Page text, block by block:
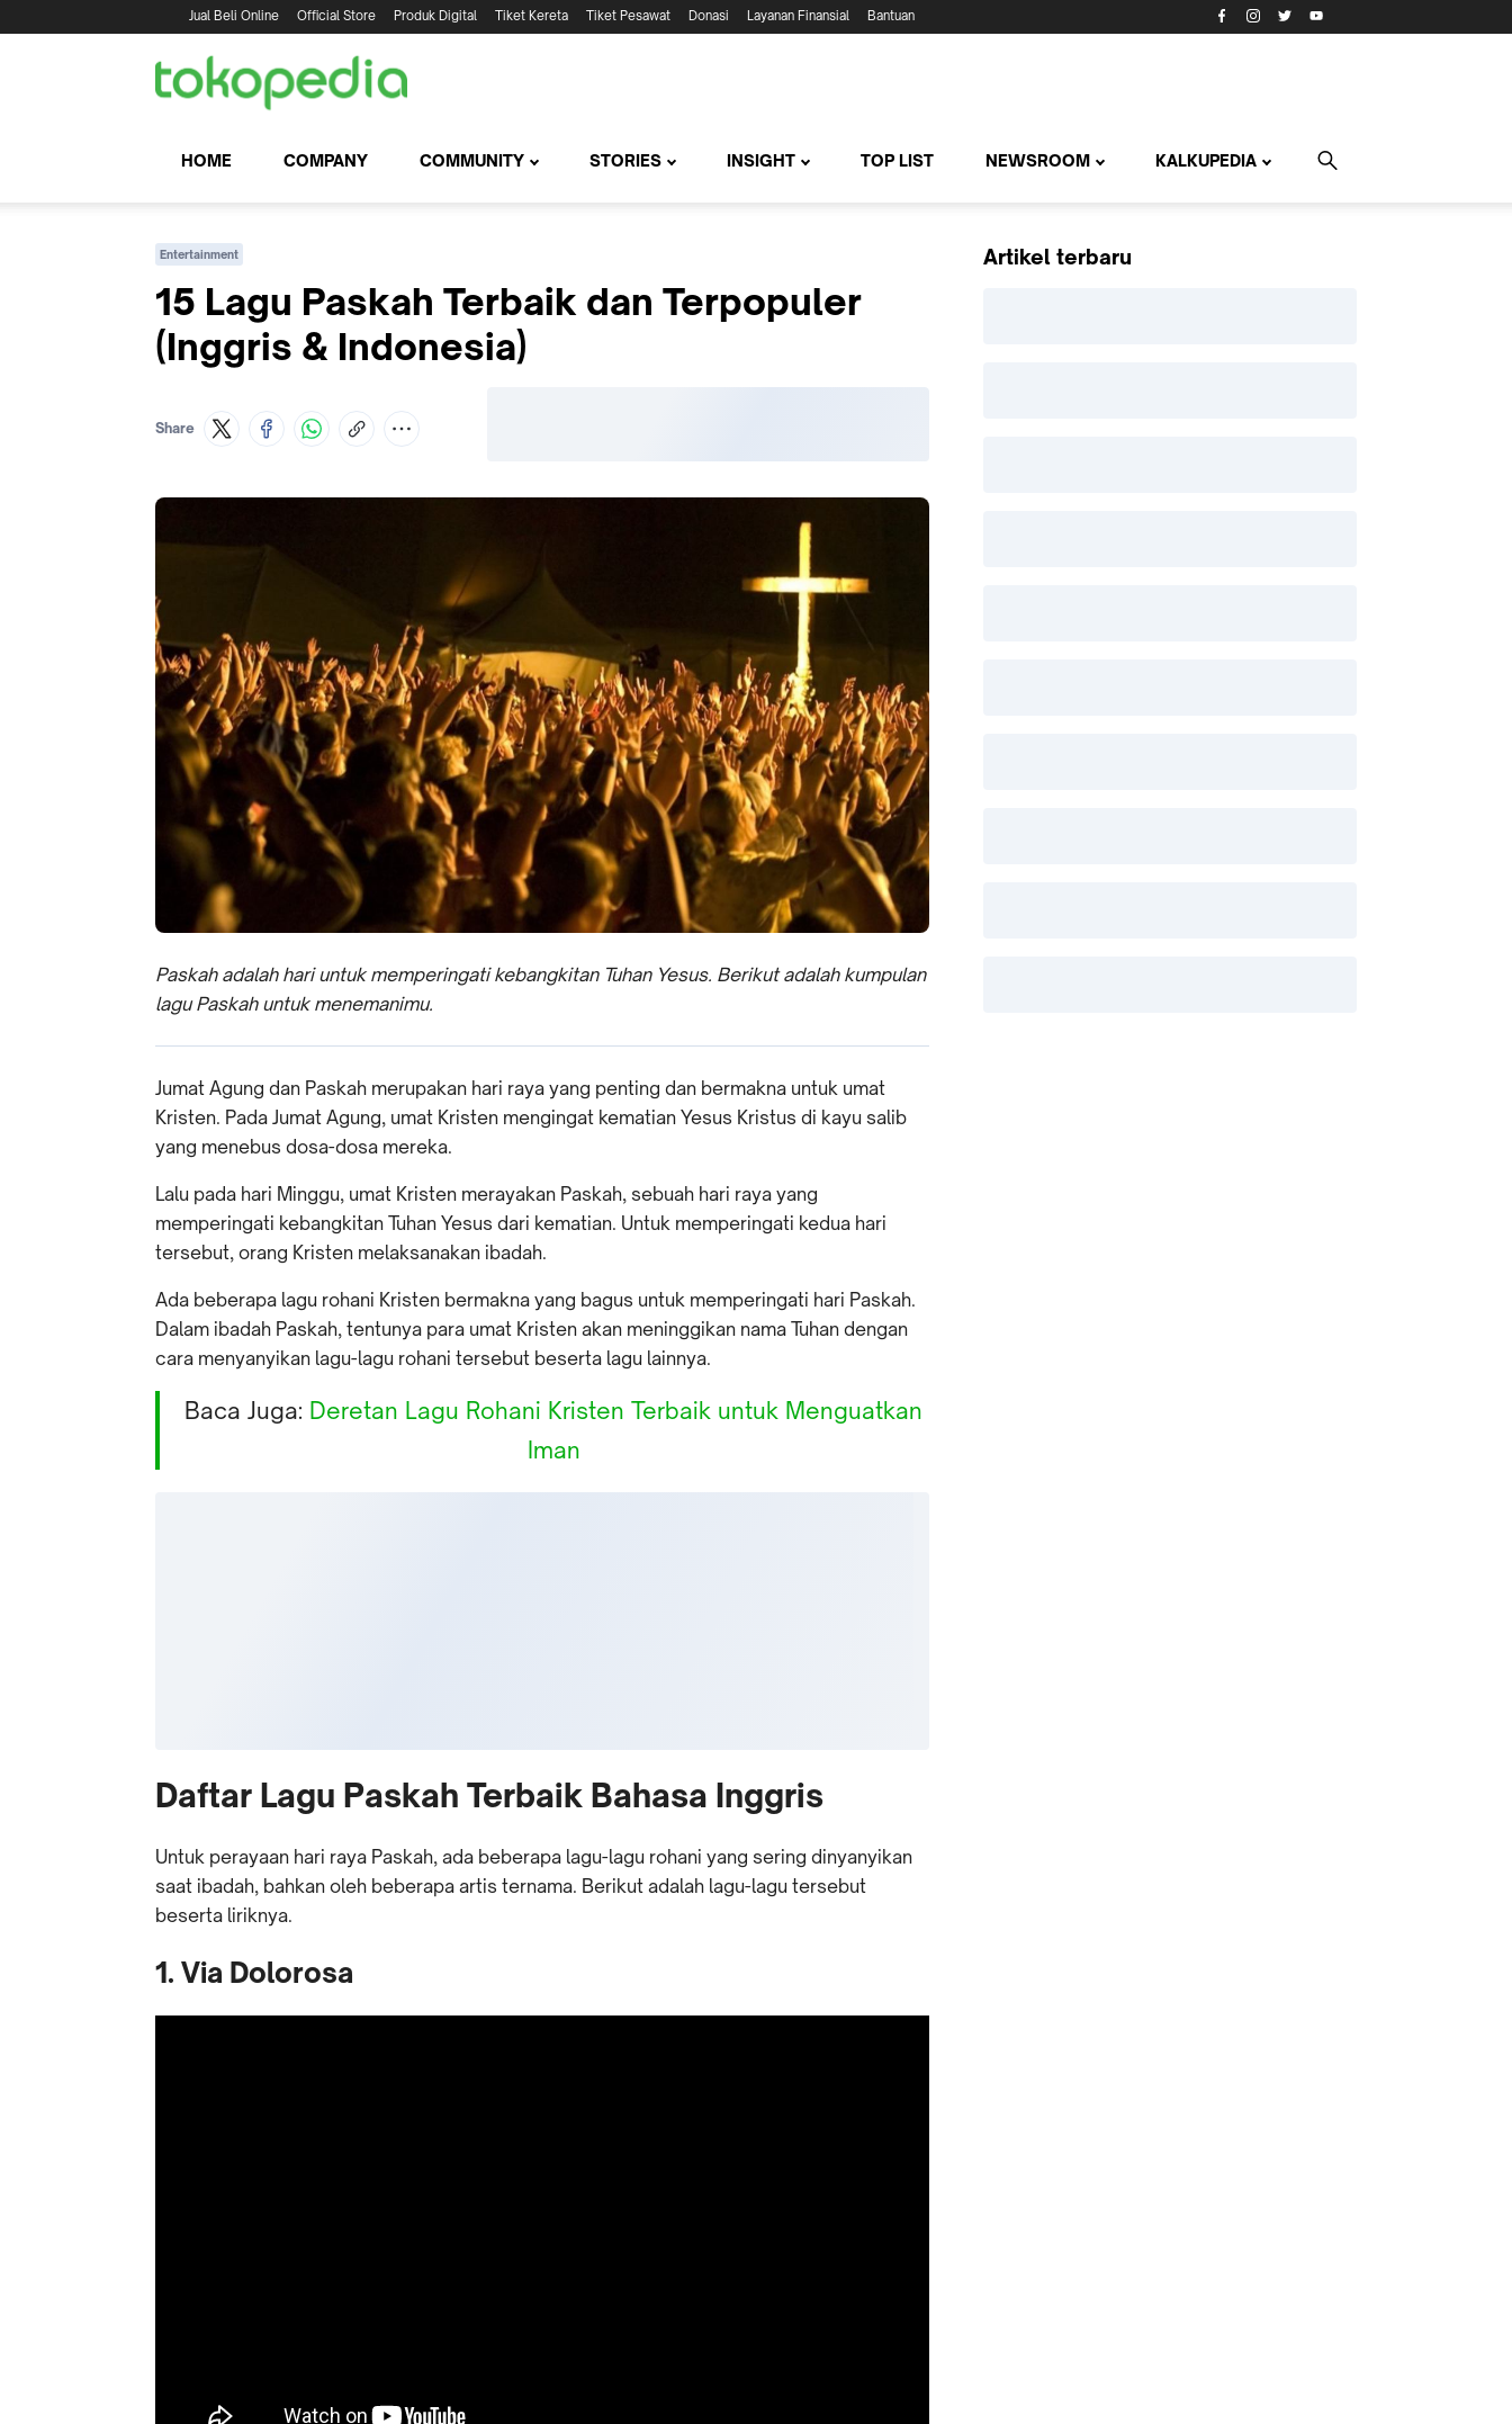
Jual Beli Online Official Store Produk Digital Tiket Kereta Tiket Pesawat Donasi Layanan Finansial Bantuan
HOME COMPANY COMMUNITY STORIES INSIGHT TOP LIST NEWSROOM KALKUPEDIA
Entertainment
15 Lagu Paskah Terbaik dan Terpopuler
(Inggris & Indonesia)
Share
Paskah adalah hari untuk memperingati kebangkitan Tuhan Yesus. Berikut adalah kumpulan
lagu Paskah untuk menemanimu.
Jumat Agung dan Paskah merupakan hari raya yang penting dan bermakna untuk umat
Kristen. Pada Jumat Agung, umat Kristen mengingat kematian Yesus Kristus di kayu salib
yang menebus dosa-dosa mereka.
Lalu pada hari Minggu, umat Kristen merayakan Paskah, sebuah hari raya yang
memperingati kebangkitan Tuhan Yesus dari kematian. Untuk memperingati kedua hari
tersebut, orang Kristen melaksanakan ibadah.
Ada beberapa lagu rohani Kristen bermakna yang bagus untuk memperingati hari Paskah.
Dalam ibadah Paskah, tentunya para umat Kristen akan meninggikan nama Tuhan dengan
cara menyanyikan lagu-lagu rohani tersebut beserta lagu lainnya.
Baca Juga: Deretan Lagu Rohani Kristen Terbaik untuk Menguatkan
Iman
Daftar Lagu Paskah Terbaik Bahasa Inggris
Untuk perayaan hari raya Paskah, ada beberapa lagu-lagu rohani yang sering dinyanyikan
saat ibadah, bahkan oleh beberapa artis ternama. Berikut adalah lagu-lagu tersebut
beserta liriknya.
1. Via Dolorosa
Artikel terbaru